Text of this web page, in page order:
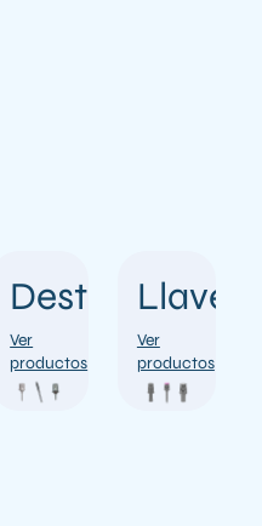
Ver
productos
Llaves
Ver
productos